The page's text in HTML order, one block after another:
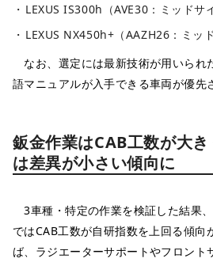
LEXUS IS300h（AVE30：ミッドサ
LEXUS NX450h+（AAZH26：ミッ
なお、選定には最新技術が用いられ
語マニュアルが入手できる車両が優先
鈑金作業はCAB工数が大
は差異が小さい傾向に
3車種・特定の作業を検証した結果、
ではCAB工数が自研指数を上回る傾向
ば、ラジエーターサポートやフロント